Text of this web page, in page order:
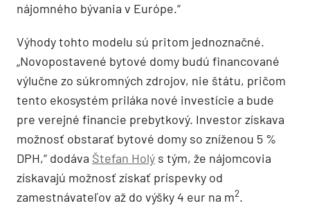
nájomného bývania v Európe.“
Výhody tohto modelu sú pritom jednoznačné.
„Novopostavené bytové domy budú financované
výlučne zo súkromných zdrojov, nie štátu, pričom
tento ekosystém priláka nové investície a bude
pre verejné financie prebytkový. Investor získava
možnosť obstarať bytové domy so zníženou 5 %
DPH,“ dodáva Štefan Holý s tým, že nájomcovia
získavajú možnosť získať príspevky od
zamestnávateľov až do výšky 4 eur na m2.